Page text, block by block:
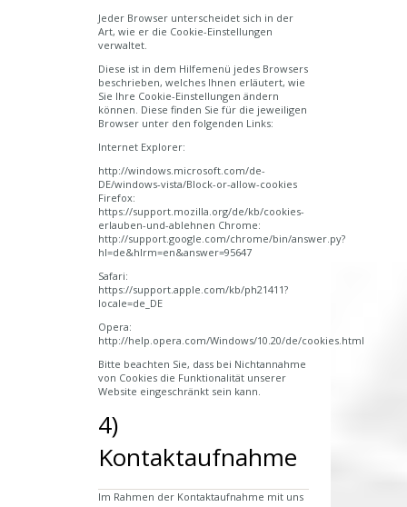
Jeder Browser unterscheidet sich in der
Art, wie er die Cookie-Einstellungen
verwaltet.
Diese ist in dem Hilfemenü jedes Browsers
beschrieben, welches Ihnen erläutert, wie
Sie Ihre Cookie-Einstellungen ändern
können. Diese finden Sie für die jeweiligen
Browser unter den folgenden Links:
Internet Explorer:
http://windows.microsoft.com/de-
DE/windows-vista/Block-or-allow-cookies
Firefox:
https://support.mozilla.org/de/kb/cookies-
erlauben-und-ablehnen Chrome:
http://support.google.com/chrome/bin/answer.py?
hl=de&hlrm=en&answer=95647
Safari:
https://support.apple.com/kb/ph21411?
locale=de_DE
Opera:
http://help.opera.com/Windows/10.20/de/cookies.html
Bitte beachten Sie, dass bei Nichtannahme
von Cookies die Funktionalität unserer
Website eingeschränkt sein kann.
4)
Kontaktaufnahme
Im Rahmen der Kontaktaufnahme mit uns